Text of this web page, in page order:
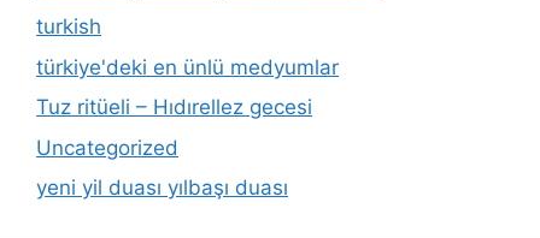
turkish
türkiye'deki en ünlü medyumlar
Tuz ritüeli – Hıdırellez gecesi
Uncategorized
yeni yil duası yılbaşı duası